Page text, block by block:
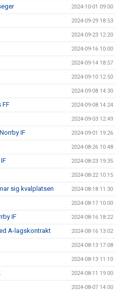
2024-10-01 09:00
2024-09-29 18:53
2024-09-23 12:20
2024-09-16 10:00
2024-09-14 18:57
2024-09-10 12:50
2024-09-08 14:30
FF 2024-09-08 14:24
2024-09-03 12:49
IF 2024-09-01 19:26
2024-08-26 10:48
2024-08-23 19:35
2024-08-22 10:15
sig kvalplatsen 2024-08-18 11:30
2024-08-17 10:00
IF 2024-08-16 18:22
A-lagskontrakt 2024-08-16 13:02
2024-08-13 17:08
2024-08-13 11:10
2024-08-11 19:00
2024-08-07 14:00